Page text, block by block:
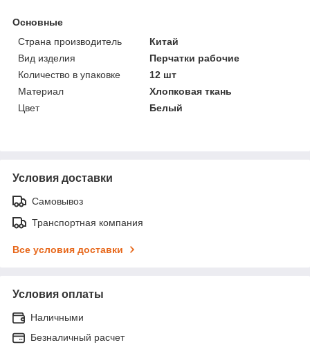
Основные
Страна производитель
Китай
Вид изделия
Перчатки рабочие
Количество в упаковке
12 шт
Материал
Хлопковая ткань
Цвет
Белый
Условия доставки
Самовывоз
Транспортная компания
Все условия доставки
Условия оплаты
Наличными
Безналичный расчет